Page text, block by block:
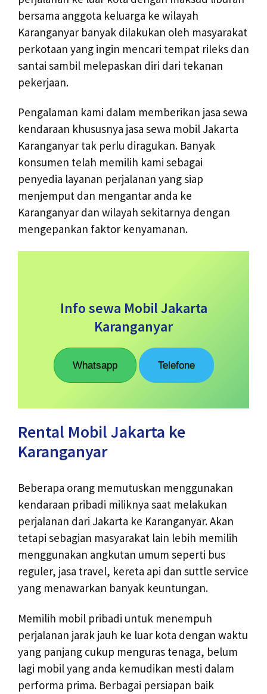
bersama anggota keluarga ke wilayah
Karanganyar banyak dilakukan oleh masyarakat
perkotaan yang ingin mencari tempat rileks dan
santai sambil melepaskan diri dari tekanan
pekerjaan.
Pengalaman kami dalam memberikan jasa sewa
kendaraan khususnya jasa sewa mobil Jakarta
Karanganyar tak perlu diragukan. Banyak
konsumen telah memilih kami sebagai
penyedia layanan perjalanan yang siap
menjemput dan mengantar anda ke
Karanganyar dan wilayah sekitarnya dengan
mengepankan faktor kenyamanan.
Info sewa Mobil Jakarta
Karanganyar
Whatsapp Telefone
Rental Mobil Jakarta ke
Karanganyar
Beberapa orang memutuskan menggunakan
kendaraan pribadi miliknya saat melakukan
perjalanan dari Jakarta ke Karanganyar. Akan
tetapi sebagian masyarakat lain lebih memilih
menggunakan angkutan umum seperti bus
reguler, jasa travel, kereta api dan suttle service
yang menawarkan banyak keuntungan.
Memilih mobil pribadi untuk menempuh
perjalanan jarak jauh ke luar kota dengan waktu
yang panjang cukup menguras tenaga, belum
lagi mobil yang anda kemudikan mesti dalam
performa prima. Berbagai persiapan baik